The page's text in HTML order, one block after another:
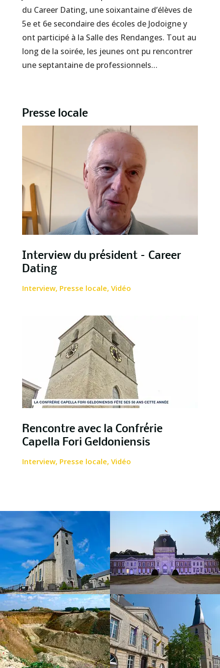
du Career Dating, une soixantaine d’élèves de
5e et 6e secondaire des écoles de Jodoigne y
ont participé à la Salle des Rendanges. Tout au
long de la soirée, les jeunes ont pu rencontrer
une septantaine de professionnels…
Presse locale
Interview du président – Career
Dating
Interview, Presse locale, Vidéo
Rencontre avec la Confrérie
Capella Fori Geldoniensis
Interview, Presse locale, Vidéo